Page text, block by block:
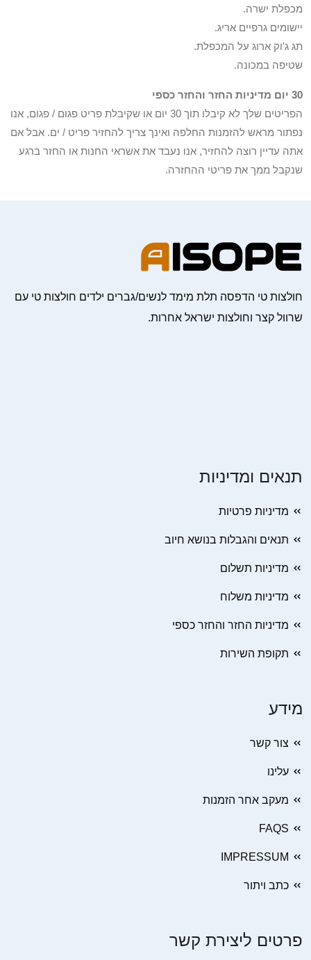
מכפלת ישרה.
יישומים גרפיים אריג.
תג ג'וק ארוג על המכפלת.
שטיפה במכונה.
30 יום מדיניות החזר והחזר כספי
הפריטים שלך לא קיבלו תוך 30 יום או שקיבלת פריט פגום / פגום, אנו
נפתור מראש להזמנות החלפה ואינך צריך להחזיר פריט / ים. אבל אם
אתה עדיין רוצה להחזיר, אנו נעבד את אשראי החנות או החזר ברגע
שנקבל ממך את פריטי ההחזרה.
חולצות טי הדפסה תלת מימד לנשים/גברים ילדים חולצות טי עם
שרוול קצר וחולצות ישראל אחרות.
תנאים ומדיניות
מדיניות פרטיות
תנאים והגבלות בנושא חיוב
מדיניות תשלום
מדיניות משלוח
מדיניות החזר והחזר כספי
תקופת השירות
מידע
צור קשר
עלינו
מעקב אחר הזמנות
FAQS
IMPRESSUM
כתב ויתור
פרטים ליצירת קשר